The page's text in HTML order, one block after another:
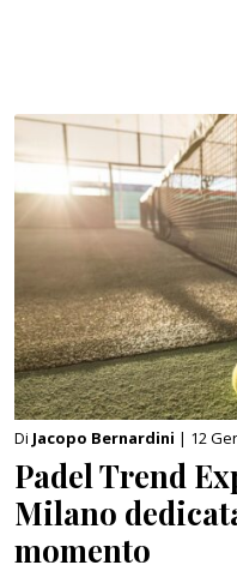
Di Jacopo Bernardini | 12
Padel Trend
Milano
momento